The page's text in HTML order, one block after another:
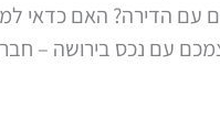
עם הדירה? האם כדאי
עם נכס בירושה –